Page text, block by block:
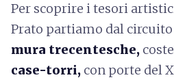
Per scoprire i tesori
Prato partiamo dal circuito
mura trecentesche,
case-torri, con porte del